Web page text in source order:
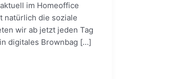
im Homeoffice
natürlich die soziale
wir ab jetzt jeden Tag
digitales Brownbag […]